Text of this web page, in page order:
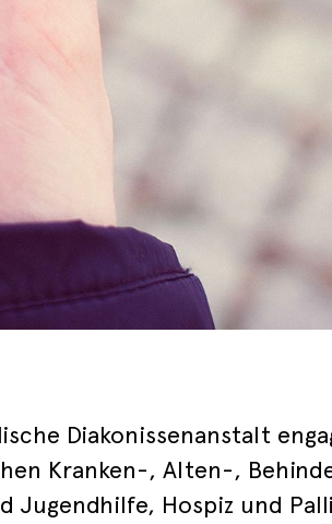
Diakonissenanstalt
Kranken-, Alten-,
Jugendhilfe, Hospiz und